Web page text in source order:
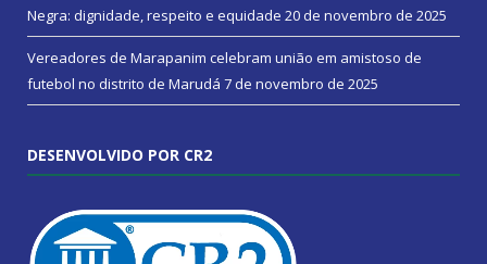
Negra: dignidade, respeito e equidade 20 de novembro de 2025
Vereadores de Marapanim celebram união em amistoso de
futebol no distrito de Marudá 7 de novembro de 2025
DESENVOLVIDO POR CR2